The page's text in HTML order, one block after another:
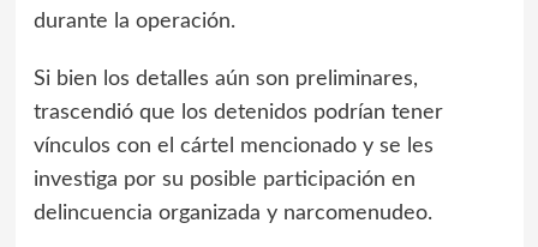
durante la operación.
Si bien los detalles aún son preliminares,
trascendió que los detenidos podrían tener
vínculos con el cártel mencionado y se les
investiga por su posible participación en
delincuencia organizada y narcomenudeo.